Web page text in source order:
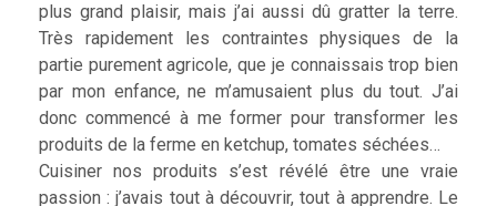
plus grand plaisir, mais j’ai aussi dû gratter la terre.
Très rapidement les contraintes physiques de la
partie purement agricole, que je connaissais trop bien
par mon enfance, ne m’amusaient plus du tout. J’ai
donc commencé à me former pour transformer les
produits de la ferme en ketchup, tomates séchées…
Cuisiner nos produits s’est révélé être une vraie
passion : j’avais tout à découvrir, tout à apprendre. Le